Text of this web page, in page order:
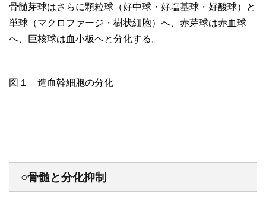
骨髄芽球はさらに顆粒球（好中球・好塩基球・好酸球）と
単球（マクロファージ・樹状細胞）へ、赤芽球は赤血球
へ、巨核球は血小板へと分化する。
図１ 造血幹細胞の分化
○骨髄と分化抑制